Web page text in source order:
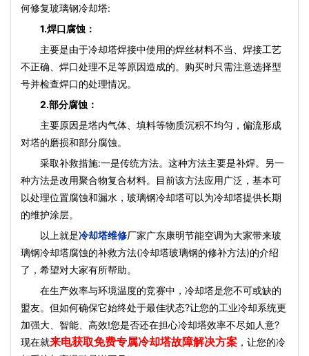
何修复玻璃钢冷却塔:
1.焊口腐蚀：
主要是由于冷却塔焊接中使用的焊丝材料不当、焊接工艺
不正确、焊口处理不足等原因造成的。购买时只需注意选择型
号并检查焊口的处理情况。
2.部分腐蚀：
主要原因是塔内气体、填料等物质沉积不均匀，偏流形成
对塔的磨损和部分腐蚀。
采取补救措施:一是传统方法。这种方法主要是补焊。另一
种方法是改用聚合物复合材料。目前该方法应用广泛，基本可
以处理位置腐蚀和漏水，玻璃钢冷却塔可以为冷却塔提供长期
的维护涂层。
以上就是冷却塔维修厂家广东康明节能空调为大家带来玻
璃钢冷却塔腐蚀的补救方法(冷却塔玻璃钢的修补方法)的介绍
了，希望对大家有所帮助。
在生产效率与环境温度的竞赛中，冷却塔是您不可或缺的
盟友。但如何确保它始终处于最佳状态?让您的工业冷却系统更
加强大、智能、高效!您是否还在担心冷却塔效率不尽如人意?
现在就来电获取免费专属冷却塔故障解决方案 ，让您的冷